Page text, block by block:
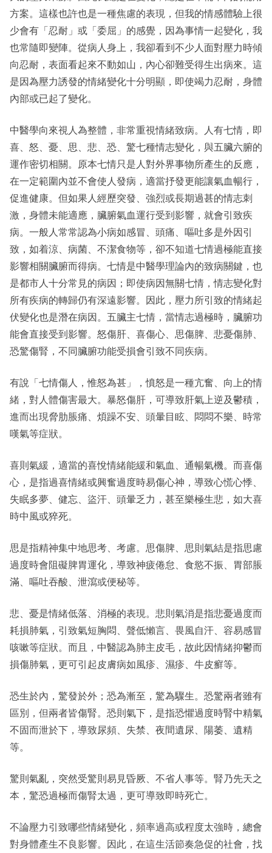
方案。這樣也許也是一種焦慮的表現，但我的情感體驗上很
少會有「忍耐」或「委屈」的感覺，因為事情一起變化，我
也常隨即變陣。從病人身上，我卻看到不少人面對壓力時傾
向忍耐，表面看起來不動如山，內心卻難受得生出病來。這
是因為壓力誘發的情緒變化十分明顯，即使竭力忍耐，身體
內部或已起了變化。
中醫學向來視人為整體，非常重視情緒致病。人有七情，即
喜、怒、憂、思、悲、恐、驚七種情志變化，與五臟六腑的
運作密切相關。原本七情只是人對外界事物所產生的反應，
在一定範圍內並不會使人發病，適當抒發更能讓氣血暢行，
促進健康。但如果人經歷突發、強烈或長期過甚的情志刺
激，身體未能適應，臟腑氣血運行受到影響，就會引致疾
病。一般人常常認為小病如感冒、頭痛、嘔吐多是外因引
致，如着涼、病菌、不潔食物等，卻不知道七情過極能直接
影響相關臟腑而得病。七情是中醫學理論內的致病關鍵，也
是都市人十分常見的病因；即使病因無關七情，情志變化對
所有疾病的轉歸仍有深遠影響。因此，壓力所引致的情緒起
伏變化也是潛在病因。五臟主七情，當情志過極時，臟腑功
能會直接受到影響。怒傷肝、喜傷心、思傷脾、悲憂傷肺、
恐驚傷腎，不同臟腑功能受損會引致不同疾病。
有說「七情傷人，惟怒為甚」，憤怒是一種亢奮、向上的情
緒，對人體傷害最大。暴怒傷肝，可導致肝氣上逆及鬱積，
進而出現脅肋脹痛、煩躁不安、頭暈目眩、悶悶不樂、時常
嘆氣等症狀。
喜則氣緩，適當的喜悅情緒能緩和氣血、通暢氣機。而喜傷
心，是指過喜情緒或興奮過度時易傷心神，導致心慌心悸、
失眠多夢、健忘、盜汗、頭暈乏力，甚至樂極生悲，如大喜
時中風或猝死。
思是指精神集中地思考、考慮。思傷脾、思則氣結是指思慮
過度時會阻礙脾胃運化，導致神疲倦怠、食慾不振、胃部脹
滿、嘔吐吞酸、泄瀉或便秘等。
悲、憂是情緒低落、消極的表現。悲則氣消是指悲憂過度而
耗損肺氣，引致氣短胸悶、聲低懶言、畏風自汗、容易感冒
咳嗽等症狀。而且，中醫認為肺主皮毛，故此因情緒抑鬱而
損傷肺氣，更可引起皮膚病如風疹、濕疹、牛皮癬等。
恐生於內，驚發於外；恐為漸至，驚為驟生。恐驚兩者雖有
區別，但兩者皆傷腎。恐則氣下，是指恐懼過度時腎中精氣
不固而泄於下，導致尿頻、失禁、夜間遺尿、陽萎、遺精
等。
驚則氣亂，突然受驚則易見昏厥、不省人事等。腎乃先天之
本，驚恐過極而傷腎太過，更可導致即時死亡。
不論壓力引致哪些情緒變化，頻率過高或程度太強時，總會
對身體產生不良影響。因此，在這生活節奏急促的社會，找